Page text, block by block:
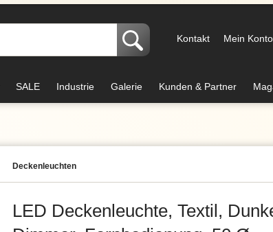
Kontakt Mein Konto
SALE Industrie Galerie Kunden & Partner
Decken­leuchten
LED Deckenleuchte, Textil,